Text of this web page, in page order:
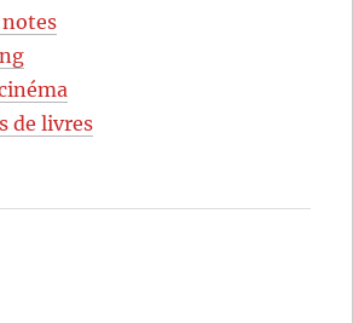
notes
de livres